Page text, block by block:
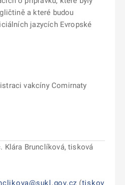
a které budou
jazycích Evropské
vakcíny Comirnaty
Klára Brunclíková, tisková
(tiskov